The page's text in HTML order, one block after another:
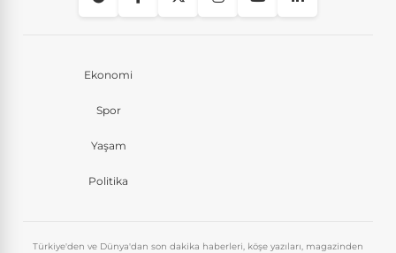
Ekonomi
Spor
Yaşam
Politika
Türkiye'den ve Dünya'dan son dakika haberleri, köşe yazıları, magazinden